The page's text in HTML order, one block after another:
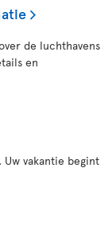
de luchthavens
en
vakantie begint